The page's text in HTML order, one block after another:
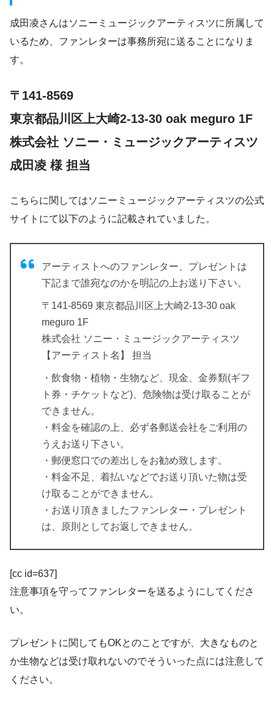
成田凌さんはソニーミュージックアーティスツに所属して
いるため、ファンレターは事務所宛に送ることになりま
す。
〒141-8569
東京都品川区上大崎2-13-30 oak meguro 1F
株式会社 ソニー・ミュージックアーティスツ
成田凌 様 担当
こちらに関してはソニーミュージックアーティスツの公式
サイトにて以下のように記載されていました。
アーティストへのファンレター、プレゼントは
下記まで誰宛なのかを明記の上お送り下さい。
〒141-8569 東京都品川区上大崎2-13-30 oak
meguro 1F
株式会社 ソニー・ミュージックアーティスツ
【アーティスト名】 担当
・飲食物・植物・生物など、現金、金券類(ギフ
ト券・チケットなど)、危険物は受け取ることが
できません。
・料金を確認の上、必ず各郵送会社をご利用の
うえお送り下さい。
・郵便窓口での差出しをお勧め致します。
・料金不足、着払いなどでお送り頂いた物は受
け取ることができません。
・お送り頂きましたファンレター・プレゼント
は、原則としてお返しできません。
[cc id=637]
注意事項を守ってファンレターを送るようにしてくださ
い。
プレゼントに関してもOKとのことですが、大きなものと
か生物などは受け取れないのでそういった点には注意して
ください。